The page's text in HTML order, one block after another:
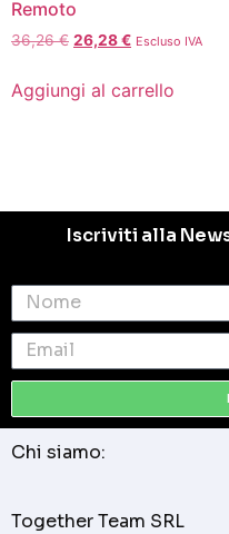
Remoto
36,26€ 26,28€ Escluso IVA
Aggiungi al carrello
Iscriviti alla
Chi siamo:
Together Team SRL